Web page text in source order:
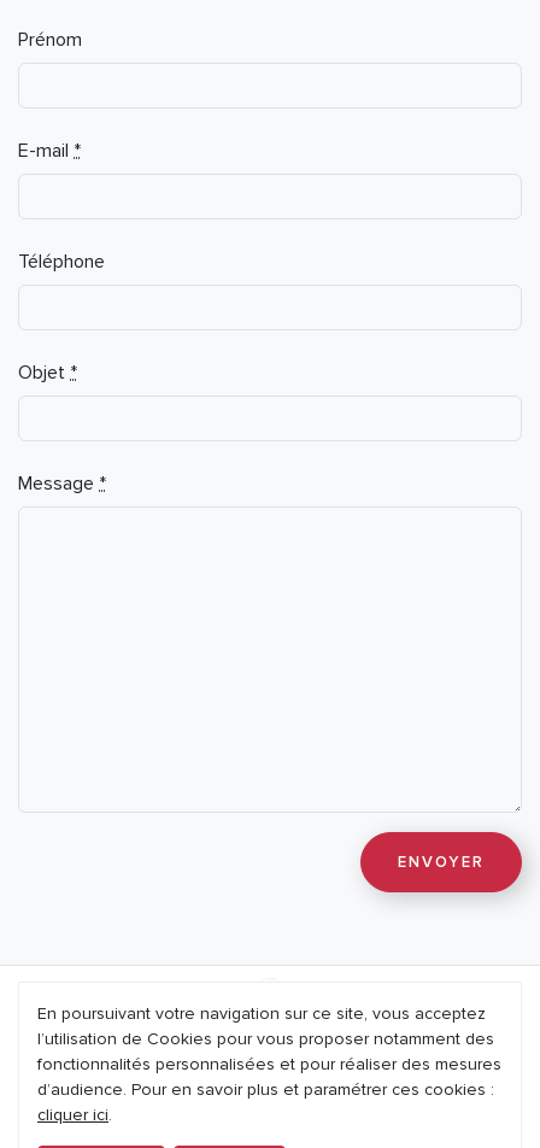
Prénom
E-mail *
Téléphone
Objet *
Message *
Mentions légales
Nous contacter
En poursuivant votre navigation sur ce site, vous acceptez
l’utilisation de Cookies pour vous proposer notamment des
fonctionnalités personnalisées et pour réaliser des mesures
d’audience. Pour en savoir plus et paramétrer ces cookies :
cliquer ici.